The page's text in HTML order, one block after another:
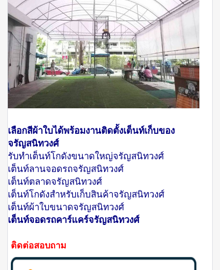
เลือกสีผ้าใบได้พร้อมงานติดตั้งเต็นท์เก็บของ
จรัญสนิทวงศ์
รับทำเต็นท์โกดังขนาดใหญ่จรัญสนิทวงศ์
เต็นท์ลานจอดรถจรัญสนิทวงศ์
เต็นท์ตลาดจรัญสนิทวงศ์
เต็นท์โกดังสำหรับเก็บสินค้าจรัญสนิทวงศ์
เต็นท์ผ้าใบขนาดจรัญสนิทวงศ์
เต็นท์จอดรถคาร์แคร์จรัญสนิทวงศ์
ติดต่อสอบถาม